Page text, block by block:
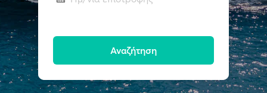
Αναζήτηση